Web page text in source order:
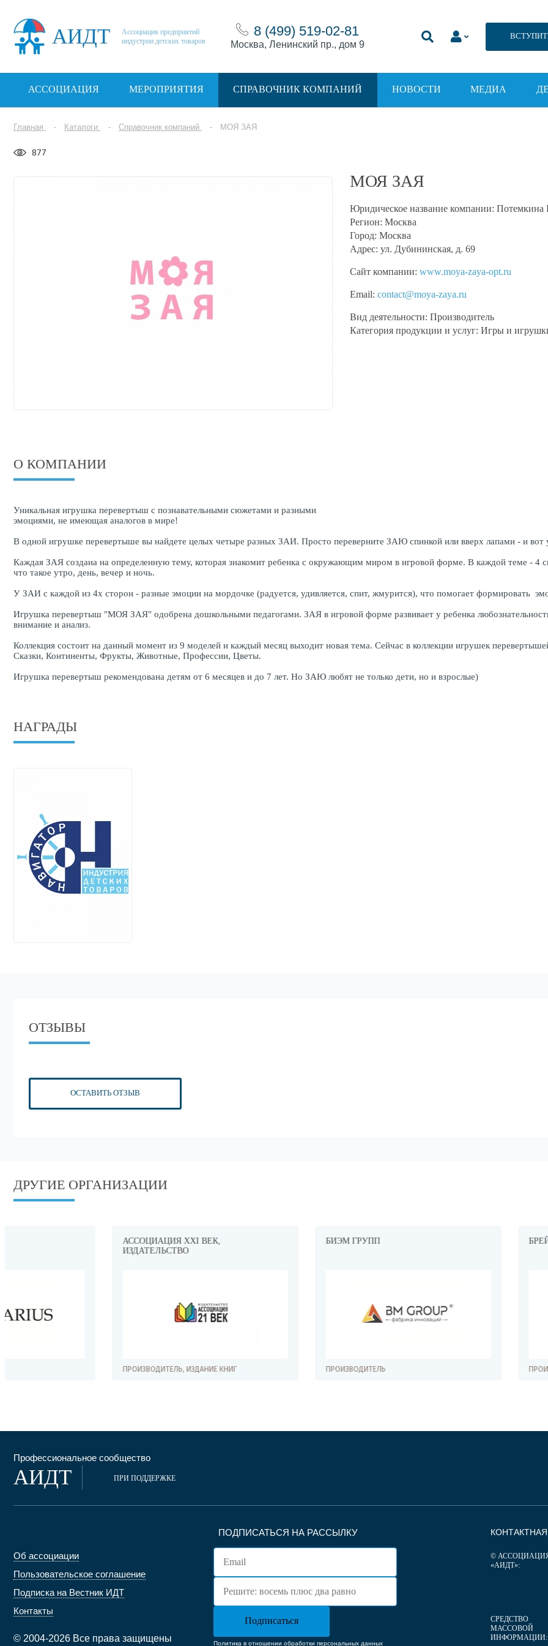
АИДТ
Ассоциация предприятий
индустрии детских товаров
8 (499) 519-02-81
Москва, Ленинский пр., дом 9
АССОЦИАЦИЯ МЕРОПРИЯТИЯ СПРАВОЧНИК КОМПАНИЙ НОВОСТИ МЕДИА
Главная Каталоги Справочник компаний МОЯ ЗАЯ
877
МОЯ ЗАЯ
Юридическое название компании:
Регион: Москва
Город: Москва
Адрес: ул. Дубининская, д. 69
Сайт компании: www.moya-zaya-opt.ru
Email: contact@moya-zaya.ru
Вид деятельности: Производитель
Категория продукции и услуг: Игры и
О КОМПАНИИ
Уникальная игрушка перевертыш c познавательными сюжетами и разными
эмоциями, не имеющая аналогов в мире!
В одной игрушке перевертыше вы найдете целых четыре разных ЗАИ. Просто переверните ЗАЮ спинкой или вверх лапами - и вот
Каждая ЗАЯ создана на определенную тему, которая знакомит ребенка с окружающим миром в игровой форме. В каждой теме -
что такое утро, день, вечер и ночь.
У ЗАИ с каждой из 4х сторон - разные эмоции на мордочке (радуется, удивляется, спит, жмурится), что помогает формировать
Игрушка перевертыш "МОЯ ЗАЯ" одобрена дошкольными педагогами. ЗАЯ в игровой форме развивает у ребенка
внимание и анализ.
Коллекция состоит на данный момент из 9 моделей и каждый месяц выходит новая тема. Сейчас в коллекции игрушек
Сказки, Континенты, Фрукты, Животные, Профессии, Цветы.
Игрушка перевертыш рекомендована детям от 6 месяцев и до 7 лет. Но ЗАЮ любят не только дети, но и взрослые)
НАГРАДЫ
ОТЗЫВЫ
ОСТАВИТЬ ОТЗЫВ
ДРУГИЕ ОРГАНИЗАЦИИ
ПРОИЗВОДИТЕЛЬ, ИЗДАНИЕ КНИГ ПРОИЗВОДИТЕЛЬ
Профессиональное сообщество
АИДТ ПРИ ПОДДЕРЖКЕ
Об ассоциации
Пользовательское соглашение
Подписка на Вестник ИДТ
Контакты
© 2004-2026 Все права защищены
ПОДПИСАТЬСЯ НА РАССЫЛКУ
Политика в отношении обработки персональных данных
©
«АИДТ»:
СРЕДСТВО
МАССОВОЙ
ИНФОРМАЦИИ: